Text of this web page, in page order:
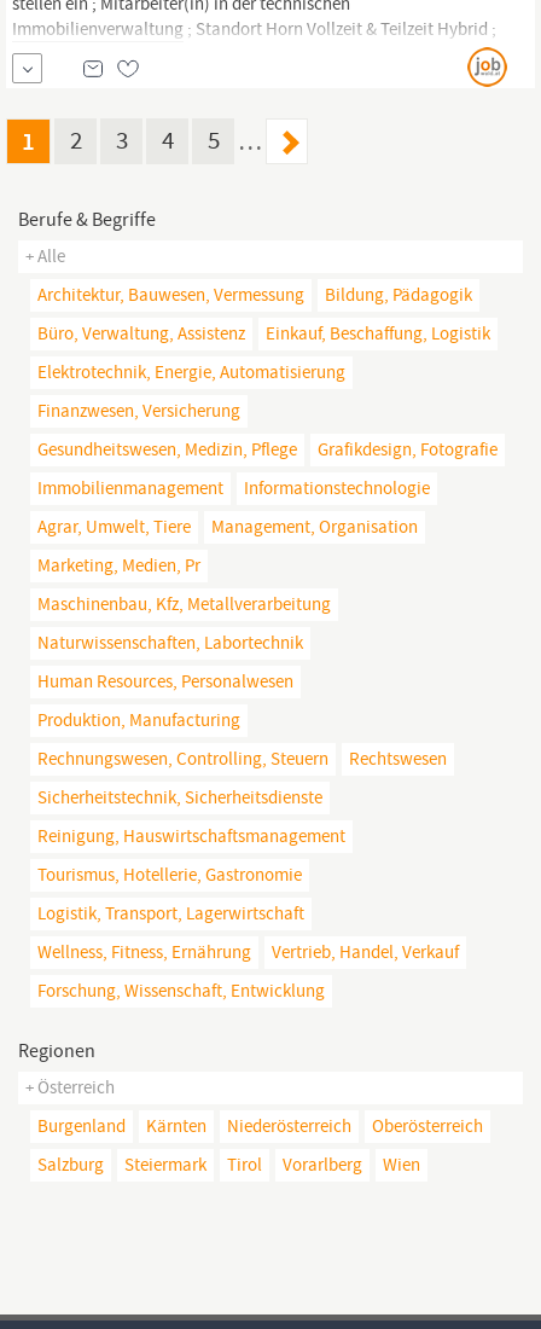
Immobilienverwaltung ; Standort Horn Vollzeit & Teilzeit Hybrid ;
Wir sind die
Immobilienverwaltung
Fachmarktzentren. Mit der Spezialisierung auf den Bereich
können wir auf mehr als 25 Jahre Erfahrung in...
1 2 3 4 5 …
Berufe & Begriffe
+ Alle
Architektur, Bauwesen, Vermessung
Bildung, Pädagogik
Büro, Verwaltung, Assistenz
Einkauf, Beschaffung, Logistik
Elektrotechnik, Energie, Automatisierung
Finanzwesen, Versicherung
Gesundheitswesen, Medizin, Pflege
Grafikdesign, Fotografie
Immobilienmanagement
Informationstechnologie
Agrar, Umwelt, Tiere
Management, Organisation
Marketing, Medien, Pr
Maschinenbau, Kfz, Metallverarbeitung
Naturwissenschaften, Labortechnik
Human Resources, Personalwesen
Produktion, Manufacturing
Rechnungswesen, Controlling, Steuern
Rechtswesen
Sicherheitstechnik, Sicherheitsdienste
Reinigung, Hauswirtschaftsmanagement
Tourismus, Hotellerie, Gastronomie
Logistik, Transport, Lagerwirtschaft
Wellness, Fitness, Ernährung
Vertrieb, Handel, Verkauf
Forschung, Wissenschaft, Entwicklung
Regionen
+ Österreich
Burgenland
Kärnten Niederösterreich
Oberösterreich
Salzburg
Steiermark Tirol Vorarlberg Wien